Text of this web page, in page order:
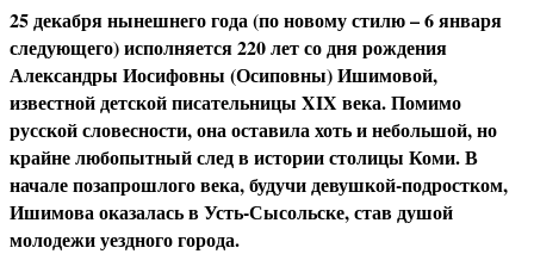
25 декабря нынешнего года (по новому стилю – 6 января
следующего) исполняется 220 лет со дня рождения
Александры Иосифовны (Осиповны) Ишимовой,
известной детской писательницы XIX века. Помимо
русской словесности, она оставила хоть и небольшой, но
крайне любопытный след в истории столицы Коми. В
начале позапрошлого века, будучи девушкой-подростком,
Ишимова оказалась в Усть-Сысольске, став душой
молодежи уездного города.